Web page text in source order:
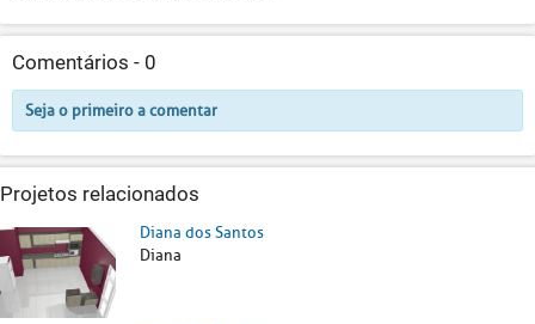
Comentários - 0
Seja o primeiro a comentar
Projetos relacionados
Diana dos Santos
Diana